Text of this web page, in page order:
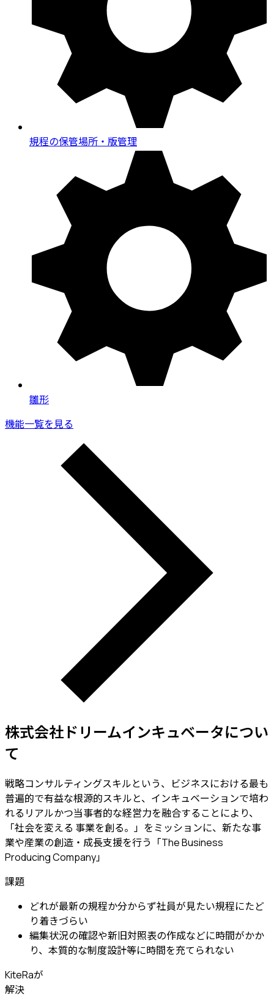
規程の保管場所・版管理
雛形
機能一覧を見る
株式会社ドリームインキュベータについ
て
戦略コンサルティングスキルという、ビジネスにおける最も
普遍的で有益な根源的スキルと、インキュベーションで培わ
れるリアルかつ当事者的な経営力を融合することにより、
「社会を変える 事業を創る。」をミッションに、新たな事
業や産業の創造・成長支援を行う「The Business
Producing Company」
課題
どれが最新の規程か分からず社員が見たい規程にたど
り着きづらい
編集状況の確認や新旧対照表の作成などに時間がかか
り、本質的な制度設計等に時間を充てられない
KiteRaが
解決